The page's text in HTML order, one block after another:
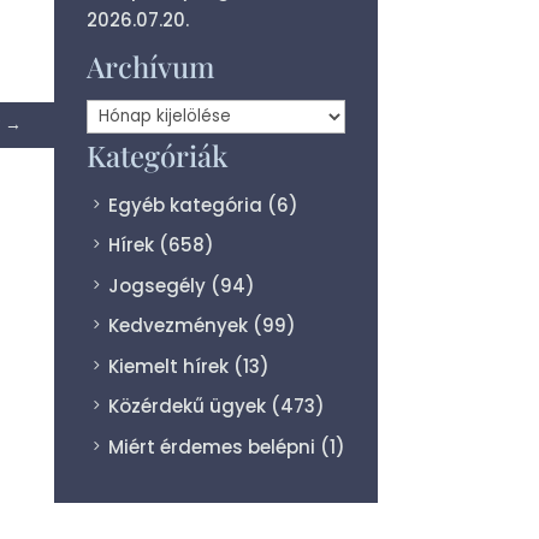
→
2026.07.20.
Archívum
Archívum
Kategóriák
Egyéb kategória (6)
Hírek(658)
Jogsegély(94)
Kedvezmények(99)
Kiemelt hírek(13)
Közérdekű ügyek(473)
Miért érdemes belépni (1)